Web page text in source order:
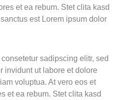
et ea rebum. Stet clita kasd
est Lorem ipsum dolor
sadipscing elitr, sed
invidunt ut labore et dolore
voluptua. At vero eos et
et ea rebum. Stet clita kasd